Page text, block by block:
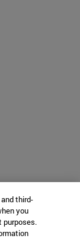
third-
you
purposes.